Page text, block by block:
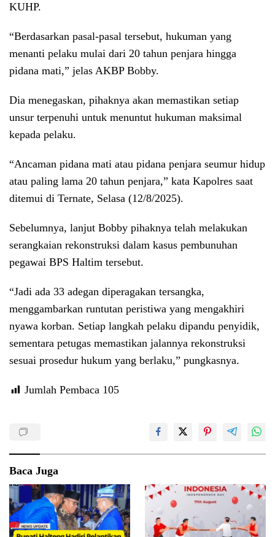
KUHP.
“Berdasarkan pasal-pasal tersebut, hukuman yang
menanti pelaku mulai dari 20 tahun penjara hingga
pidana mati,” jelas AKBP Bobby.
Dia menegaskan, pihaknya akan memastikan setiap
unsur terpenuhi untuk menuntut hukuman maksimal
kepada pelaku.
“Ancaman pidana mati atau pidana penjara seumur hidup
atau paling lama 20 tahun penjara,” kata Kapolres saat
ditemui di Ternate, Selasa (12/8/2025).
Sebelumnya, lanjut Bobby pihaknya telah melakukan
serangkaian rekonstruksi dalam kasus pembunuhan
pegawai BPS Haltim tersebut.
“Jadi ada 33 adegan diperagakan tersangka,
menggambarkan runtutan peristiwa yang mengakhiri
nyawa korban. Setiap langkah pelaku dipandu penyidik,
sementara petugas memastikan jalannya rekonstruksi
sesuai prosedur hukum yang berlaku,” pungkasnya.
Jumlah Pembaca 105
Baca Juga